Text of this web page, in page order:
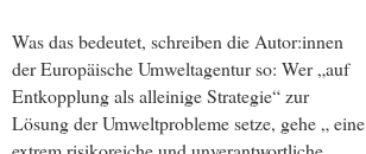
Was das bedeutet, schreiben die Autor:innen
der Europäische Umweltagentur so: Wer „auf
Entkopplung als alleinige Strategie“ zur
Lösung der Umweltprobleme setze, gehe „ eine